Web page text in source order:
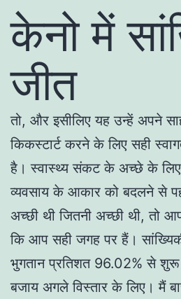
केनो में
जीत
तो, और इसीलिए यह उन्हें अपने
किकस्टार्ट करने के लिए सही
है। स्वास्थ्य संकट के अच्छे के
व्यवसाय के आकार को बदलने से
अच्छी थी जितनी अच्छी थी, तो
कि आप सही जगह पर हैं।
भुगतान प्रतिशत 96.02% से शुरू
बजाय अगले विस्तार के लिए। मैं